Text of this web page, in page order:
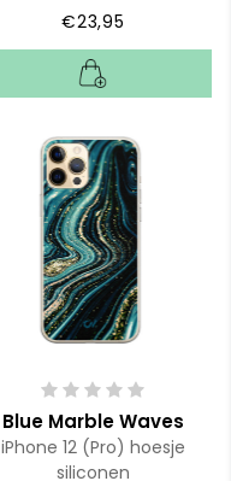
€23,95
Blue Marble Waves
iPhone 12 (Pro) hoesje
siliconen